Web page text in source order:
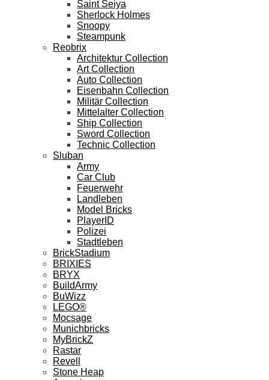
Saint Seiya
Sherlock Holmes
Snoopy
Steampunk
Reobrix
Architektur Collection
Art Collection
Auto Collection
Eisenbahn Collection
Militär Collection
Mittelalter Collection
Ship Collection
Sword Collection
Technic Collection
Sluban
Army
Car Club
Feuerwehr
Landleben
Model Bricks
PlayerID
Polizei
Stadtleben
BrickStadium
BRIXIES
BRYX
BuildArmy
BuWizz
LEGO®
Mocsage
Munichbricks
MyBrickZ
Rastar
Revell
Stone Heap